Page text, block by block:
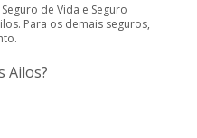
de Vida e Seguro
Para os demais seguros,